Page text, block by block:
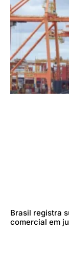
Brasil registra
comercial em